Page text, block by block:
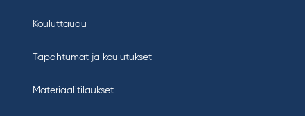
Kouluttaudu
Tapahtumat ja koulutukset
Materiaalitilaukset